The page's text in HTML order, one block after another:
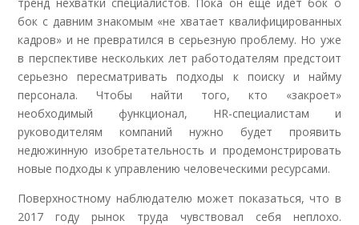
бок с давним знакомым «не хватает квалифицированных
кадров» и не превратился в серьезную проблему. Но уже
в перспективе нескольких лет работодателям предстоит
серьезно пересматривать подходы к поиску и найму
персонала. Чтобы найти того, кто «закроет»
необходимый функционал, HR-специалистам и
руководителям компаний нужно будет проявить
недюжинную изобретательность и продемонстрировать
новые подходы к управлению человеческими ресурсами.
Поверхностному наблюдателю может показаться, что в
2017 году рынок труда чувствовал себя неплохо.